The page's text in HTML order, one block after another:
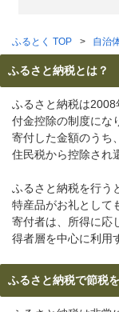
ふるとく TOP 自治
ふるさと納税とは？
ふるさと納税は
付金控除の制度にな
寄付した金額のうち
住民税から控除され
ふるさと納税を行う
特産品がお礼として
寄付者は、所得に応
得者層を中心に利用
ふるさと納税で節税